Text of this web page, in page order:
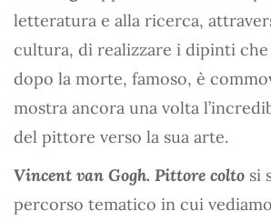
letteratura e alla ricerca,
cultura, di realizzare i dipinti
dopo la morte, famoso, è
mostra ancora una volta
del pittore verso la sua arte.
Vincent van Gogh. Pittore colto si
percorso tematico in cui